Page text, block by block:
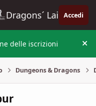
Dragons´ Lair Accedi
delle iscrizioni
Dungeons & Dragons